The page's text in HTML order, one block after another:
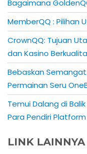
Bagaimana
MemberQQ : Pilihan
CrownQQ: Tujuan
dan Kasino
Bebaskan
Permainan Seru
Temui Dalang di
Para Pendiri Platform
LINK LAINNYA